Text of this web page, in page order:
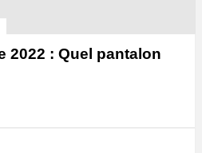
2022 : Quel pantalon